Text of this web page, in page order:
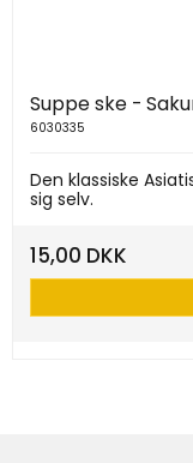
Suppe ske -
6030335
Den klassiske
sig selv.
15,00 DKK